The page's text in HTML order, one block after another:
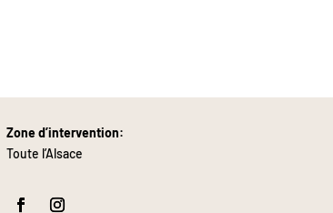
Zone d’intervention:
Toute l’Alsace